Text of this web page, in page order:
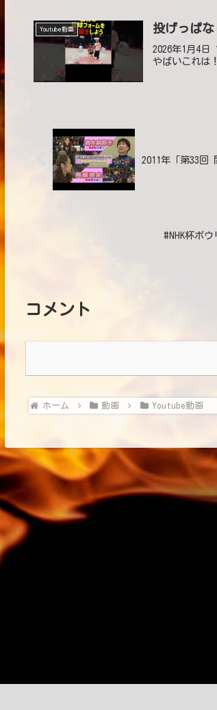
Youtube動画 投げっぱ
2026年1月4日
やばいこれは
2011年「第33回
#NHK杯ボ
コメント
ホーム 動画 Youtube動画